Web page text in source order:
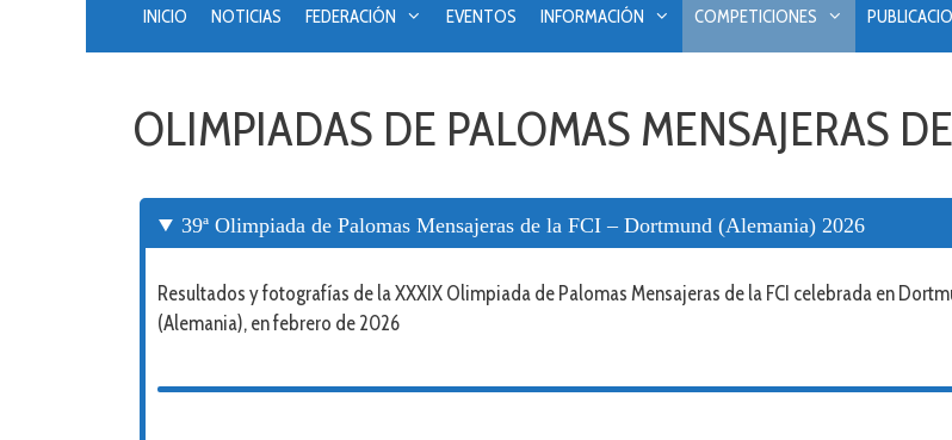
INICIO NOTICIAS FEDERACIÓN EVENTOS INFORMACIÓN COMPETICIONES
OLIMPIADAS DE PALOMAS MENSAJERAS
39ª Olimpiada de Palomas Mensajeras de la FCI – Dortmund (Alemania) 2026
Resultados y fotografías de la XXXIX Olimpiada de Palomas Mensajeras de la FCI celebrada en
(Alemania), en febrero de 2026